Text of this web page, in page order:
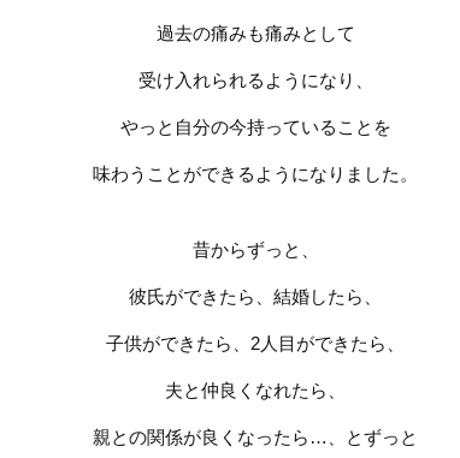
過去の痛みも痛みとして
受け入れられるようになり、
やっと自分の今持っていることを
味わうことができるようになりました。
昔からずっと、
彼氏ができたら、結婚したら、
子供ができたら、 2人目ができたら、
夫と仲良くなれたら、
親との関係が良くなったら…、とずっと